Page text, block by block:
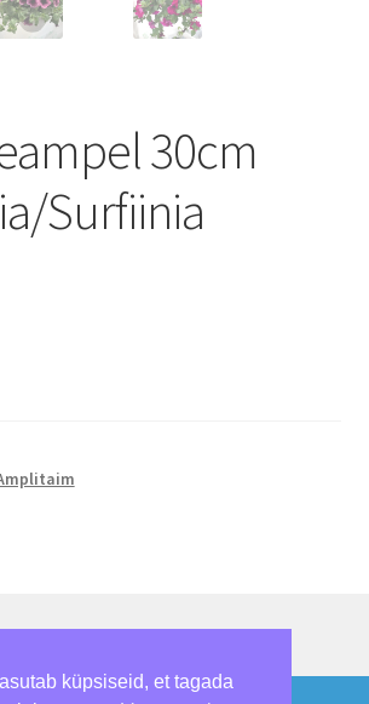
30cm
Surfiinia
küpsiseid, et tagada